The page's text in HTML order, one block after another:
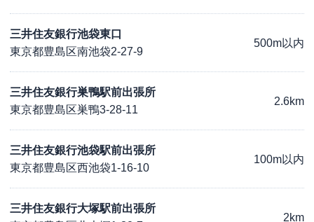
三井住友銀行池袋東口
東京都豊島区南池袋2-27-9
500m以内
三井住友銀行巣鴨駅前出張所
東京都豊島区巣鴨3-28-11
2.6km
三井住友銀行池袋駅前出張所
東京都豊島区西池袋1-16-10
100m以内
三井住友銀行大塚駅前出張所
2km